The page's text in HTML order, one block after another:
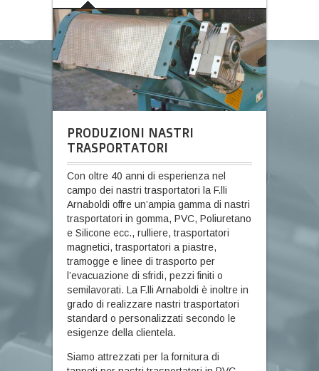
PRODUZIONI NASTRI
TRASPORTATORI
Con oltre 40 anni di esperienza nel
campo dei nastri trasportatori la F.lli
Arnaboldi offre un’ampia gamma di nastri
trasportatori in gomma, PVC, Poliuretano
e Silicone ecc., rulliere, trasportatori
magnetici, trasportatori a piastre,
tramogge e linee di trasporto per
l’evacuazione di sfridi, pezzi finiti o
semilavorati. La F.lli Arnaboldi è inoltre in
grado di realizzare nastri trasportatori
standard o personalizzati secondo le
esigenze della clientela.
Siamo attrezzati per la fornitura di